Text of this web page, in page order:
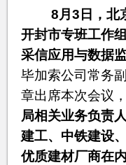
8月3日，北
开封市专班工作
采信应用与数据
毕加索公司常务
章出席本次会议，
局相关业务负责
建工、中铁建设
优质建材厂商在